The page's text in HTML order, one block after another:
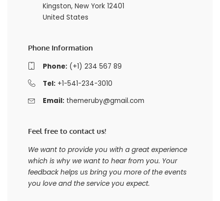
Kingston, New York 12401
United States
Phone Information
Phone:(+1) 234 567 89
Tel:+1-541-234-3010
Email: themeruby@gmail.com
Feel free to contact us!
We want to provide you with a great experience
which is why we want to hear from you. Your
feedback helps us bring you more of the events
you love and the service you expect.